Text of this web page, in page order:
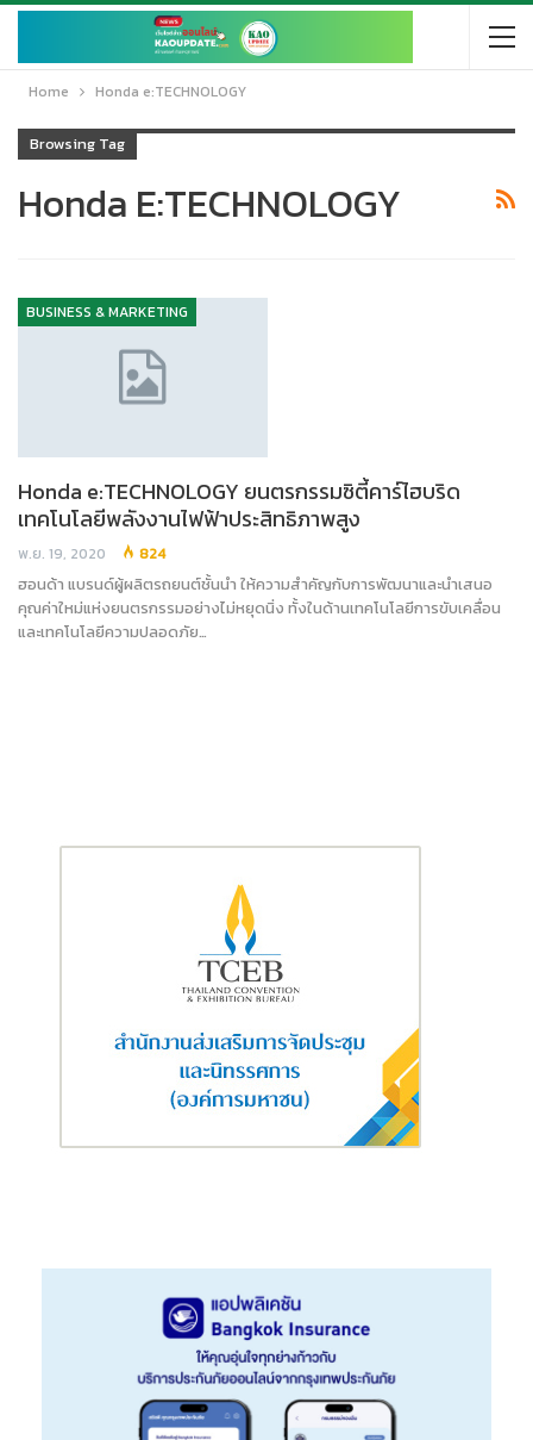
Home Honda e:TECHNOLOGY
Browsing Tag
Honda E:TECHNOLOGY
BUSINESS & MARKETING
Honda e:TECHNOLOGY ยนตรกรรมซิตี้คาร์ไฮบริด
เทคโนโลยีพลังงานไฟฟ้าประสิทธิภาพสูง
พ.ย. 19, 2020 824
ฮอนด้า แบรนด์ผู้ผลิตรถยนต์ชั้นนำ ให้ความสำคัญกับการพัฒนาและนำเสนอ
คุณค่าใหม่แห่งยนตรกรรมอย่างไม่หยุดนิ่ง ทั้งในด้านเทคโนโลยีการขับเคลื่อน
และเทคโนโลยีความปลอดภัย…